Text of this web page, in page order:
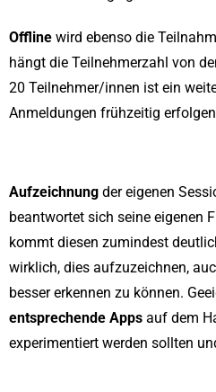
Offlinewird ebenso die
hängt die Teilnehmerzahl von
20 Teilnehmer/innen ist ein
Anmeldungen frühzeitig
Aufzeichnungder eigenen
beantwortet sich seine eigenen
kommt diesen zumindest
wirklich, dies aufzuzeichnen,
besser erkennen zu können.
entsprechende Appsauf dem
experimentiert werden sollten